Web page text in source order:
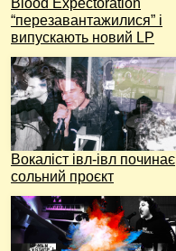
“перезавантажилися” і
випускають новий LP
Вокаліст івл-івл починає
сольний проєкт